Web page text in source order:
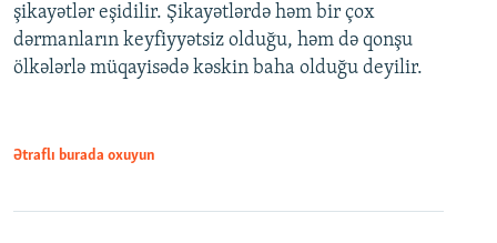
şikayətlər eşidilir. Şikayətlərdə həm bir çox
dərmanların keyfiyyətsiz olduğu, həm də qonşu
ölkələrlə müqayisədə kəskin baha olduğu deyilir.
Ətraflı burada oxuyun